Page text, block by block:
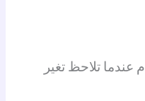
عندما تلاحظ تغير